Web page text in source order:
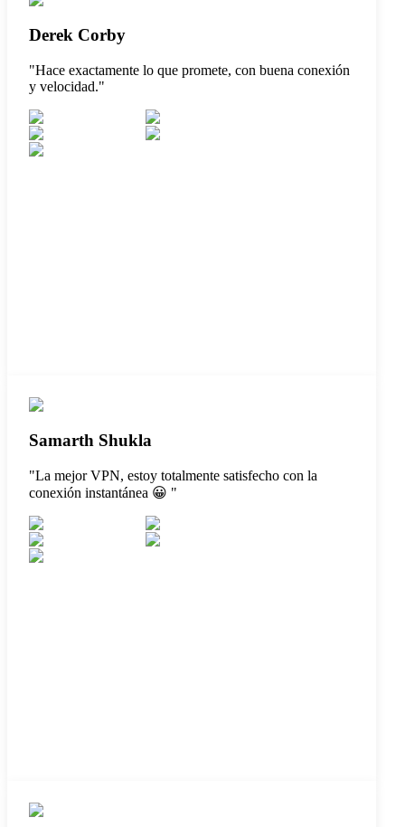
Derek Corby
"Hace exactamente lo que promete, con buena conexión
y velocidad."
Samarth Shukla
"La mejor VPN, estoy totalmente satisfecho con la
conexión instantánea 😀 "